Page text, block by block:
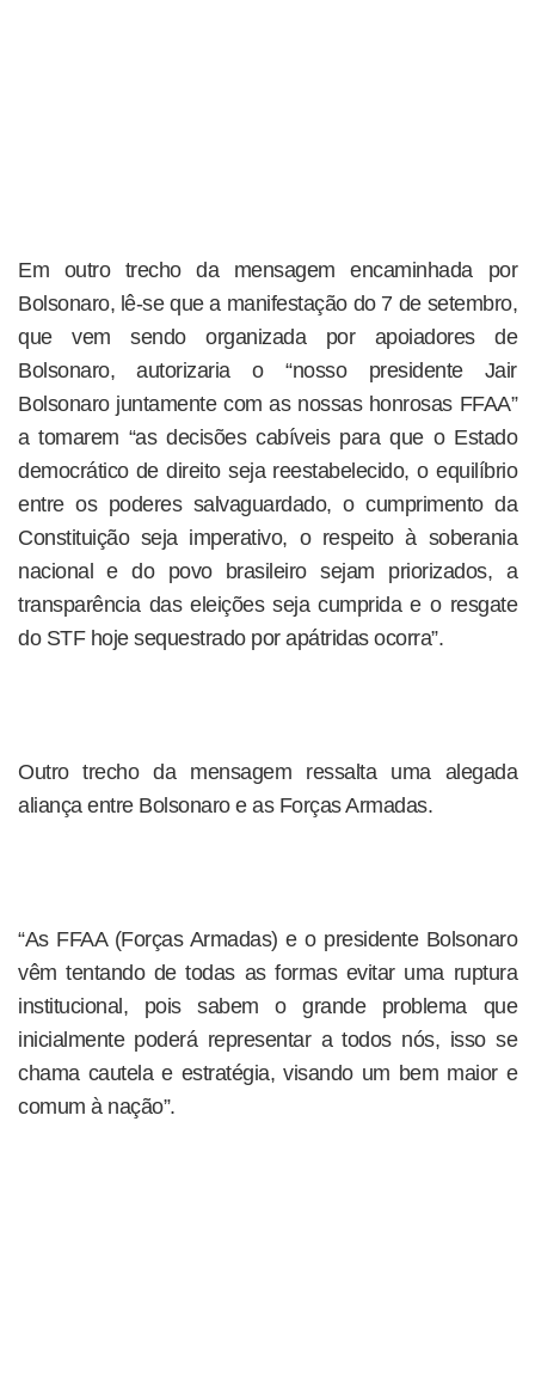
Em outro trecho da mensagem encaminhada por
Bolsonaro, lê-se que a manifestação do 7 de setembro,
que vem sendo organizada por apoiadores de
Bolsonaro, autorizaria o “nosso presidente Jair
Bolsonaro juntamente com as nossas honrosas FFAA”
a tomarem “as decisões cabíveis para que o Estado
democrático de direito seja reestabelecido, o equilíbrio
entre os poderes salvaguardado, o cumprimento da
Constituição seja imperativo, o respeito à soberania
nacional e do povo brasileiro sejam priorizados, a
transparência das eleições seja cumprida e o resgate
do STF hoje sequestrado por apátridas ocorra”.
Outro trecho da mensagem ressalta uma alegada
aliança entre Bolsonaro e as Forças Armadas.
“As FFAA (Forças Armadas) e o presidente Bolsonaro
vêm tentando de todas as formas evitar uma ruptura
institucional, pois sabem o grande problema que
inicialmente poderá representar a todos nós, isso se
chama cautela e estratégia, visando um bem maior e
comum à nação”.